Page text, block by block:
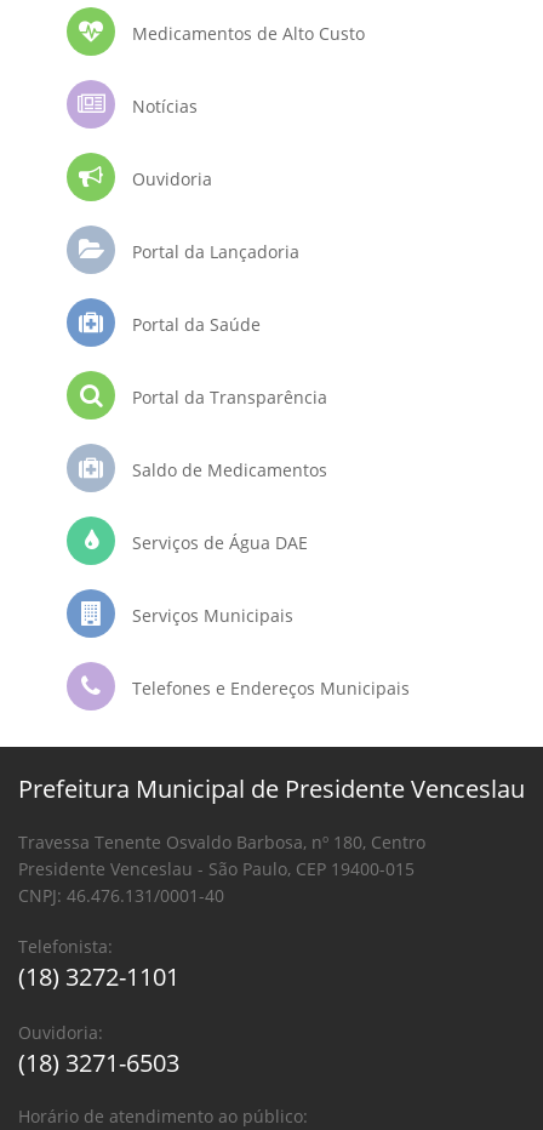
Medicamentos de Alto Custo
Notícias
Ouvidoria
Portal da Lançadoria
Portal da Saúde
Portal da Transparência
Saldo de Medicamentos
Serviços de Água DAE
Serviços Municipais
Telefones e Endereços Municipais
Prefeitura Municipal de Presidente Venceslau
Travessa Tenente Osvaldo Barbosa, nº 180, Centro
Presidente Venceslau - São Paulo, CEP 19400-015
CNPJ: 46.476.131/0001-40
Telefonista:
(18) 3272-1101
Ouvidoria:
(18) 3271-6503
Horário de atendimento ao público: